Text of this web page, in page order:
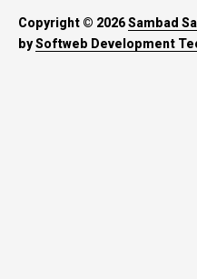
Copyright © 2026Sambad
bySoftweb Development